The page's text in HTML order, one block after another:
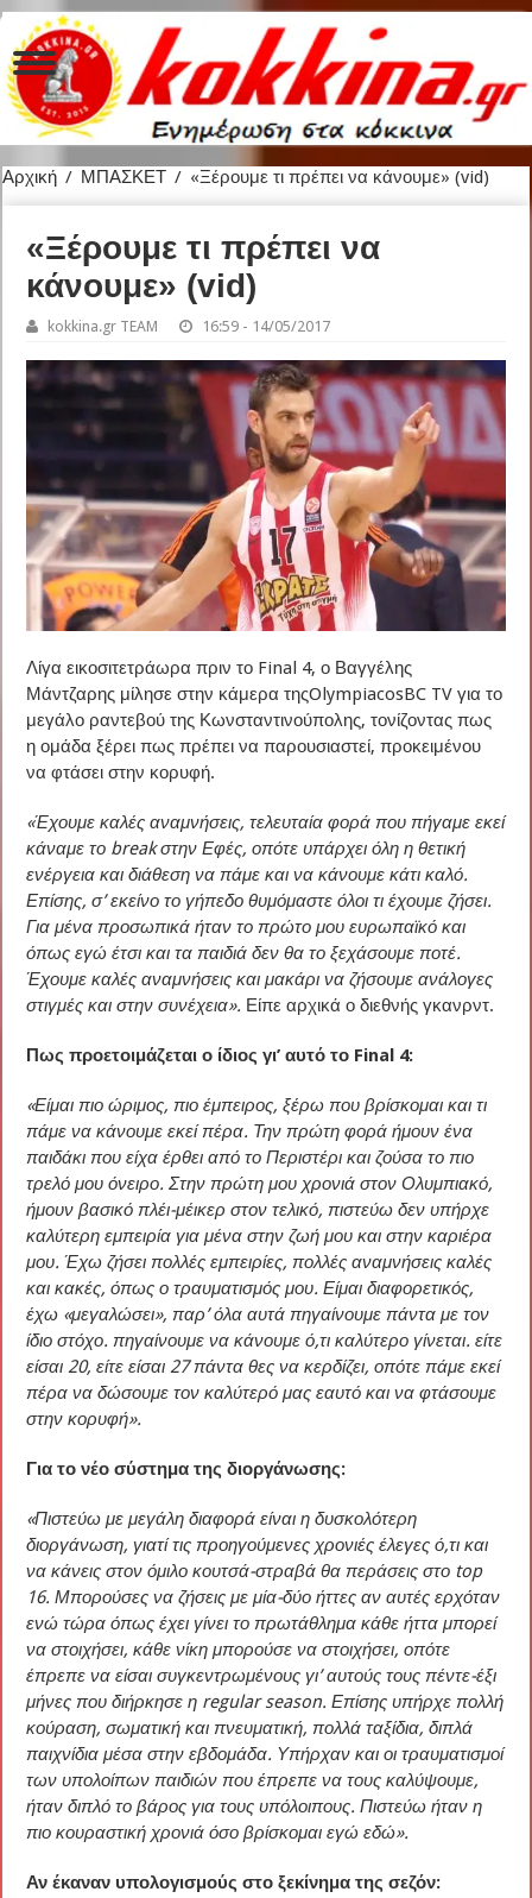
Αρχική / ΜΠΑΣΚΕΤ / «Ξέρουμε τι πρέπει να κάνουμε» (vid)
«Ξέρουμε τι πρέπει να
κάνουμε» (vid)
kokkina.gr TEAM 16:59 - 14/05/2017
Λίγα εικοσιτετράωρα πριν το Final 4, ο Βαγγέλης
Μάντζαρης μίλησε στην κάμερα τηςOlympiacosBC TV για το
μεγάλο ραντεβού της Κωνσταντινούπολης, τονίζοντας πως
η ομάδα ξέρει πως πρέπει να παρουσιαστεί, προκειμένου
να φτάσει στην κορυφή.
«Έχουμε καλές αναμνήσεις, τελευταία φορά που πήγαμε εκεί
κάναμε το break στην Εφές, οπότε υπάρχει όλη η θετική
ενέργεια και διάθεση να πάμε και να κάνουμε κάτι καλό.
Επίσης, σ’ εκείνο το γήπεδο θυμόμαστε όλοι τι έχουμε ζήσει.
Για μένα προσωπικά ήταν το πρώτο μου ευρωπαϊκό και
όπως εγώ έτσι και τα παιδιά δεν θα το ξεχάσουμε ποτέ.
Έχουμε καλές αναμνήσεις και μακάρι να ζήσουμε ανάλογες
στιγμές και στην συνέχεια». Είπε αρχικά ο διεθνής γκανρντ.
Πως προετοιμάζεται ο ίδιος γι’ αυτό το Final 4:
«Είμαι πιο ώριμος, πιο έμπειρος, ξέρω που βρίσκομαι και τι
πάμε να κάνουμε εκεί πέρα. Την πρώτη φορά ήμουν ένα
παιδάκι που είχα έρθει από το Περιστέρι και ζούσα το πιο
τρελό μου όνειρο. Στην πρώτη μου χρονιά στον Ολυμπιακό,
ήμουν βασικό πλέι-μέικερ στον τελικό, πιστεύω δεν υπήρχε
καλύτερη εμπειρία για μένα στην ζωή μου και στην καριέρα
μου. Έχω ζήσει πολλές εμπειρίες, πολλές αναμνήσεις καλές
και κακές, όπως ο τραυματισμός μου. Είμαι διαφορετικός,
έχω «μεγαλώσει», παρ’ όλα αυτά πηγαίνουμε πάντα με τον
ίδιο στόχο. πηγαίνουμε να κάνουμε ό,τι καλύτερο γίνεται. είτε
είσαι 20, είτε είσαι 27 πάντα θες να κερδίζει, οπότε πάμε εκεί
πέρα να δώσουμε τον καλύτερό μας εαυτό και να φτάσουμε
στην κορυφή».
Για το νέο σύστημα της διοργάνωσης:
«Πιστεύω με μεγάλη διαφορά είναι η δυσκολότερη
διοργάνωση, γιατί τις προηγούμενες χρονιές έλεγες ό,τι και
να κάνεις στον όμιλο κουτσά-στραβά θα περάσεις στο top
16. Μπορούσες να ζήσεις με μία-δύο ήττες αν αυτές ερχόταν
ενώ τώρα όπως έχει γίνει το πρωτάθλημα κάθε ήττα μπορεί
να στοιχήσει, κάθε νίκη μπορούσε να στοιχήσει, οπότε
έπρεπε να είσαι συγκεντρωμένους γι’ αυτούς τους πέντε-έξι
μήνες που διήρκησε η regular season. Επίσης υπήρχε πολλή
κούραση, σωματική και πνευματική, πολλά ταξίδια, διπλά
παιχνίδια μέσα στην εβδομάδα. Υπήρχαν και οι τραυματισμοί
των υπολοίπων παιδιών που έπρεπε να τους καλύψουμε,
ήταν διπλό το βάρος για τους υπόλοιπους. Πιστεύω ήταν η
πιο κουραστική χρονιά όσο βρίσκομαι εγώ εδώ».
Αν έκαναν υπολογισμούς στο ξεκίνημα της σεζόν: